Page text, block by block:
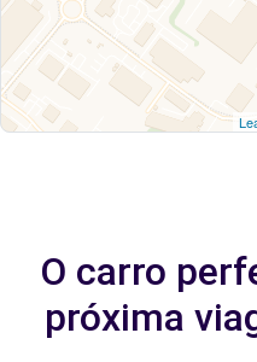
O carro
próxima